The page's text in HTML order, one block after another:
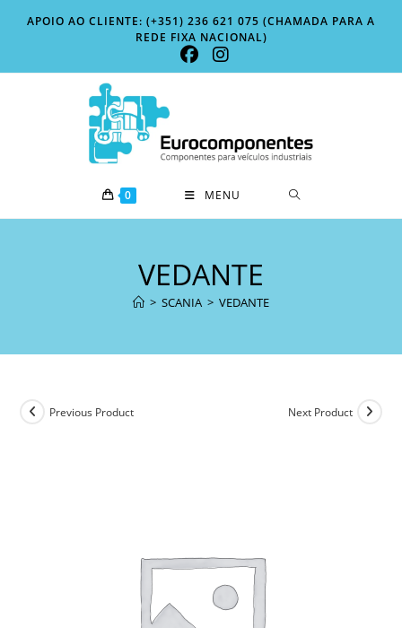
APOIO AO CLIENTE: (+351) 236 621 075 (CHAMADA PARA A
REDE FIXA NACIONAL)
0 MENU
VEDANTE
> SCANIA > VEDANTE
Previous Product Next Product